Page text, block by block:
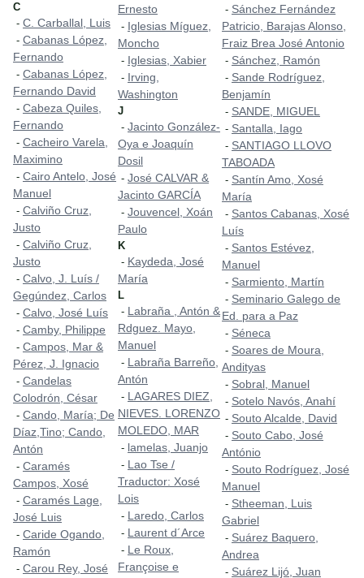
C
- C. Carballal, Luis
- Cabanas López,
Fernando
- Cabanas López,
Fernando David
- Cabeza Quiles,
Fernando
- Cacheiro Varela,
Maximino
- Cairo Antelo, José
Manuel
- Calviño Cruz,
Justo
- Calviño Cruz,
Justo
- Calvo, J. Luís /
Gegúndez, Carlos
- Calvo, José Luís
- Camby, Philippe
- Campos, Mar &
Pérez, J. Ignacio
- Candelas
Colodrón, César
- Cando, María; De
Díaz,Tino; Cando,
Antón
- Caramés
Campos, Xosé
- Caramés Lage,
José Luis
- Caride Ogando,
Ramón
- Carou Rey, José
Ernesto
- Iglesias Míguez,
Moncho
- Iglesias, Xabier
- Irving,
Washington
J
- Jacinto González-
Oya e Joaquín
Dosil
- José CALVAR &
Jacinto GARCÍA
- Jouvencel, Xoán
Paulo
K
- Kaydeda, José
María
L
- Labraña , Antón &
Rdguez. Mayo,
Manuel
- Labraña Barreño,
Antón
- LAGARES DIEZ,
NIEVES. LORENZO
MOLEDO, MAR
- lamelas, Juanjo
- Lao Tse /
Traductor: Xosé
Lois
- Laredo, Carlos
- Laurent d´Arce
- Le Roux,
Françoise e
- Sánchez Fernández
Patricio, Barajas Alonso,
Fraiz Brea José Antonio
- Sánchez, Ramón
- Sande Rodríguez,
Benjamín
- SANDE, MIGUEL
- Santalla, Iago
- SANTIAGO LLOVO
TABOADA
- Santín Amo, Xosé
María
- Santos Cabanas, Xosé
Luís
- Santos Estévez,
Manuel
- Sarmiento, Martín
- Seminario Galego de
Ed. para a Paz
- Séneca
- Soares de Moura,
Andityas
- Sobral, Manuel
- Sotelo Navós, Anahí
- Souto Alcalde, David
- Souto Cabo, José
António
- Souto Rodríguez, José
Manuel
- Stheeman, Luis
Gabriel
- Suárez Baquero,
Andrea
- Suárez Lijó, Juan